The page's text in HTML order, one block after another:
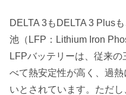
DELTA 3もDELTA 3 Plus
池（LFP：Lithium Iron
LFPバッテリーは、従来
べて熱安定性が高く、過
いとされています。ただ